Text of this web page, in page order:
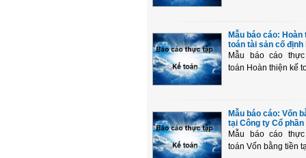
Mẫu báo cáo: Hoàn
toán tài sản cố định
Mẫu báo cáo
toán Hoàn thiện kế
Mẫu báo cáo: Vốn
tại Công ty Cổ phần
Mẫu báo cáo
toán Vốn bằng tiền